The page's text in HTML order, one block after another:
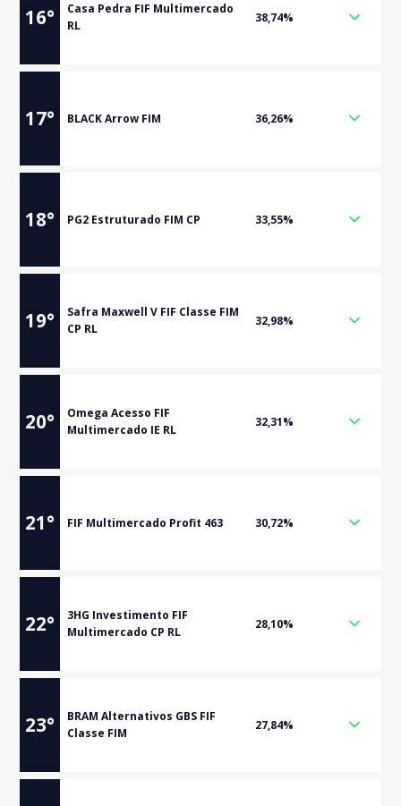
16°
Casa Pedra FIF Multimercado
RL
38,74%
17° BLACK Arrow FIM 36,26%
18° PG2 Estruturado FIM CP 33,55%
19°
Safra Maxwell V FIF Classe FIM
CP RL
32,98%
20°
Omega Acesso FIF
Multimercado IE RL
32,31%
21° FIF Multimercado Profit 463 30,72%
22°
3HG Investimento FIF
Multimercado CP RL
28,10%
23°
BRAM Alternativos GBS FIF
Classe FIM
27,84%